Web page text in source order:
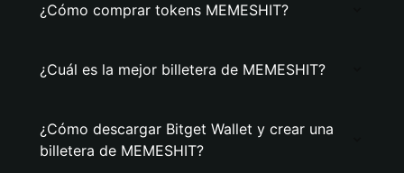
¿Cómo comprar tokens MEMESHIT?
¿Cuál es la mejor billetera de MEMESHIT?
¿Cómo descargar Bitget Wallet y crear una
billetera de MEMESHIT?